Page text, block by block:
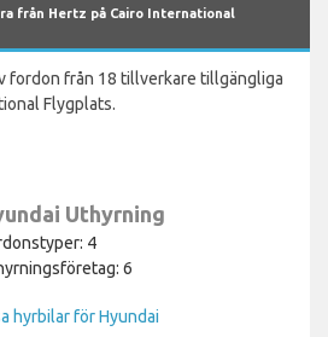
från Hertz på Cairo International
fordon från 18 tillverkare tillgängliga
Flygplats.
Uthyrning
4
6
hyrbilar för Hyundai